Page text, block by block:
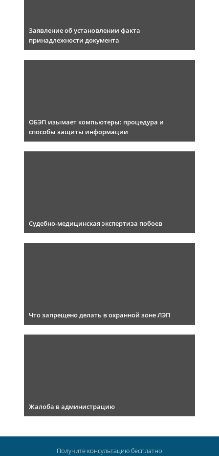
Заявление об установлении факта
принадлежности документа
ОБЭП изымает компьютеры: процедура и
способы защиты информации
Судебно-медицинская экспертиза побоев
Что запрещено делать в охранной зоне ЛЭП
Жалоба в администрацию
Получите консультациюбесплатно